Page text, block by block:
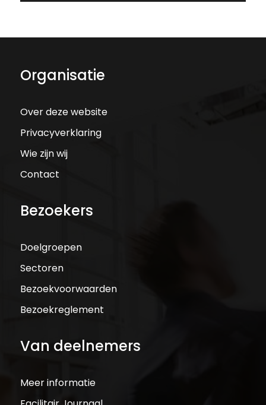
Organisatie
Over deze website
Privacyverklaring
Wie zijn wij
Contact
Bezoekers
Doelgroepen
Sectoren
Bezoekvoorwaarden
Bezoekreglement
Van deelnemers
Meer informatie